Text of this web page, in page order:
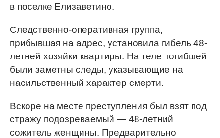
в поселке Елизаветино.
Следственно-оперативная группа,
прибывшая на адрес, установила гибель 48-
летней хозяйки квартиры. На теле погибшей
были заметны следы, указывающие на
насильственный характер смерти.
Вскоре на месте преступления был взят под
стражу подозреваемый — 48-летний
сожитель женщины. Предварительно